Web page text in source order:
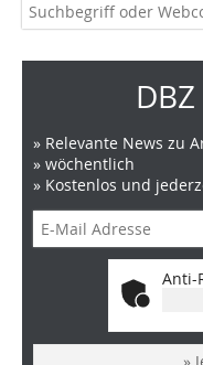
» Relevante News zu
» wöchentlich
» Kostenlos und
Anti-